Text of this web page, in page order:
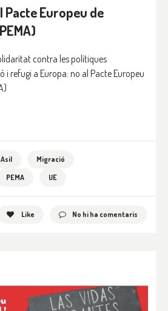
Pacte Europeu de
contra les polítiques
i refugi a Europa: no al Pacte Europeu
Asil
Migració
PEMA UE
Like No hi ha comentaris